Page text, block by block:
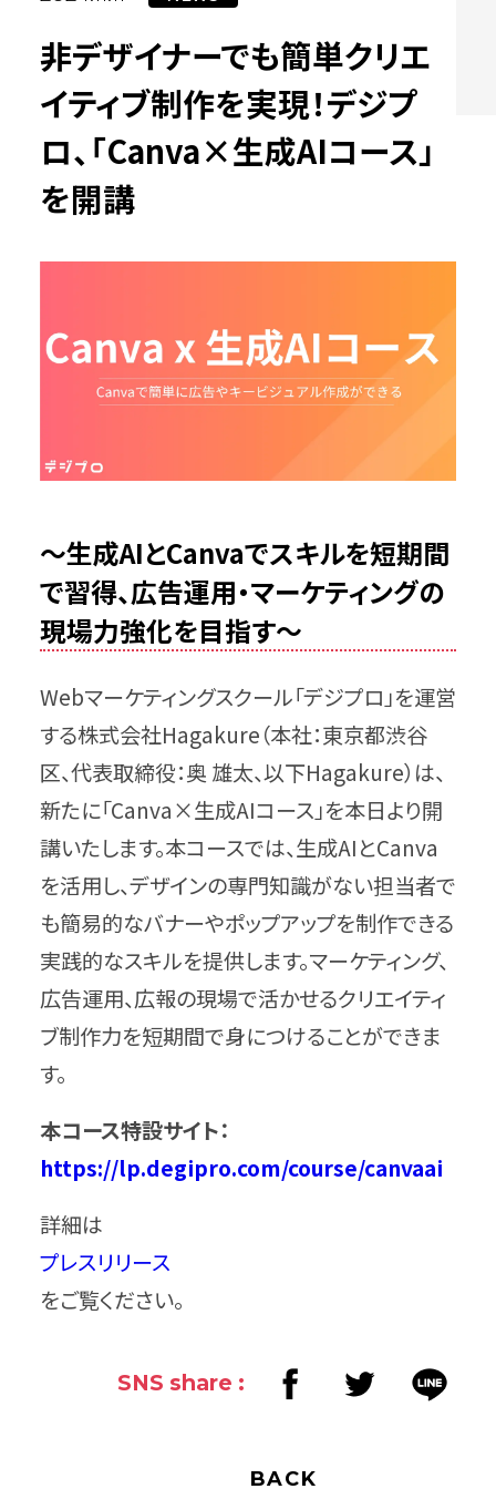
非デザイナーでも簡単クリエ
イティブ制作を実現！デジプ
ロ、「Canva×生成AIコース」
を開講
〜生成AIとCanvaでスキルを短期間
で習得、広告運用・マーケティングの
現場力強化を目指す～
Webマーケティングスクール「デジプロ」を運営
する株式会社Hagakure（本社：東京都渋谷
区、代表取締役：奥 雄太、以下Hagakure）は、
新たに「Canva×生成AIコース」を本日より開
講いたします。本コースでは、生成AIとCanva
を活用し、デザインの専門知識がない担当者で
も簡易的なバナーやポップアップを制作できる
実践的なスキルを提供します。マーケティング、
広告運用、広報の現場で活かせるクリエイティ
ブ制作力を短期間で身につけることができま
す。
本コース特設サイト：
https://lp.degipro.com/course/canvaai
詳細は
プレスリリース
をご覧ください。
SNS share :
BACK